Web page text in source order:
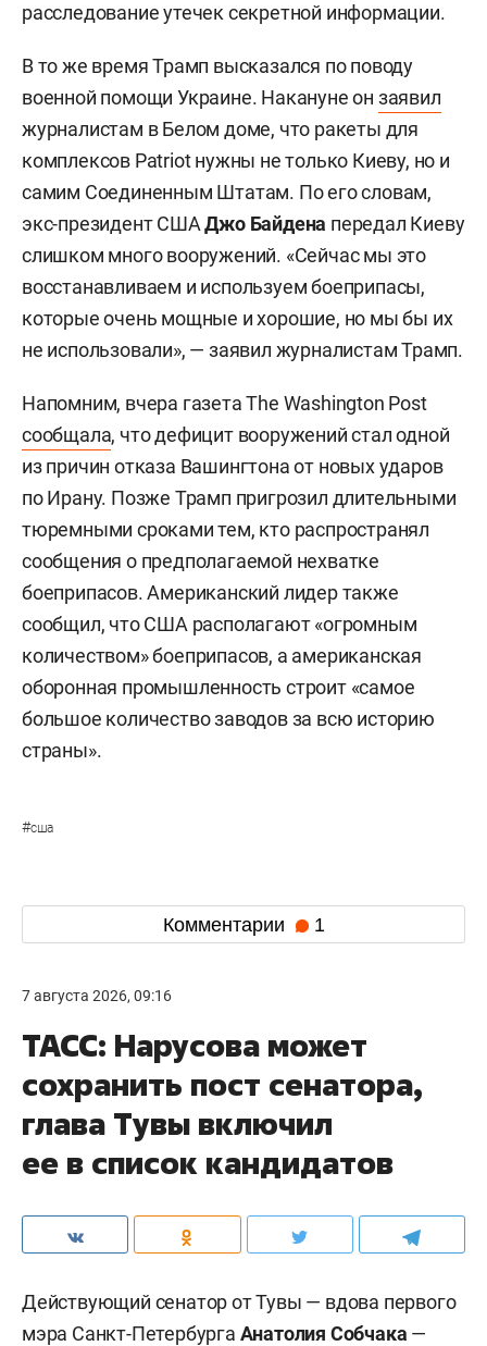
расследование утечек секретной информации.
В то же время Трамп высказался по поводу
военной помощи Украине. Накануне он заявил
журналистам в Белом доме, что ракеты для
комплексов Patriot нужны не только Киеву, но и
самим Соединенным Штатам. По его словам,
экс-президент СШАДжо Байдена передал Киеву
слишком много вооружений. «Сейчас мы это
восстанавливаем и используем боеприпасы,
которые очень мощные и хорошие, но мы бы их
не использовали», — заявил журналистам Трамп.
Напомним, вчера газета The Washington Post
сообщала, что дефицит вооружений стал одной
из причин отказа Вашингтона от новых ударов
по Ирану. Позже Трамп пригрозил длительными
тюремными сроками тем, кто распространял
сообщения о предполагаемой нехватке
боеприпасов. Американский лидер также
сообщил, что США располагают «огромным
количеством» боеприпасов, а американская
оборонная промышленность строит «самое
большое количество заводов за всю историю
страны».
#сша
Комментарии 1
7 августа 2026, 09:16
ТАСС: Нарусова может
сохранить пост сенатора,
глава Тувы включил
ее в список кандидатов
Действующий сенатор от Тувы — вдова первого
мэра Санкт-Петербурга Анатолия Собчака —